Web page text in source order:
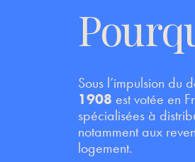
Sous l’impulsion du
1908 est votée en
spécialisées à
notamment aux
logement.